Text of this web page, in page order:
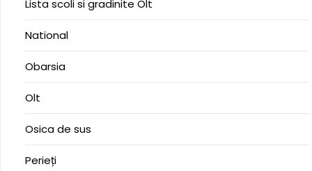
Lista scoli si gradinite Olt
National
Obarsia
Olt
Osica de sus
Perieți